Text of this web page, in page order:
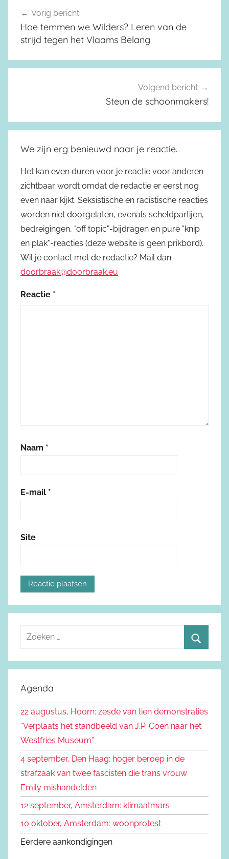
Berichtnavigatie
Vorig bericht
Hoe temmen we Wilders? Leren van de
strijd tegen het Vlaams Belang
Volgend bericht
Steun de schoonmakers!
We zijn erg benieuwd naar je reactie.
Het kan even duren voor je reactie voor anderen
zichtbaar wordt omdat de redactie er eerst nog
even naar kijkt. Seksistische en racistische reacties
worden niet doorgelaten, evenals scheldpartijen,
bedreigingen, "off topic"-bijdragen en pure "knip
en plak"-reacties (deze website is geen prikbord).
Wil je contact met de redactie? Mail dan:
doorbraak@doorbraak.eu
Reactie *
Naam *
E-mail *
Site
e
e
n
r
:
o
e
n
Agenda
22 augustus, Hoorn: zesde van tien demonstraties
“Verplaats het standbeeld van J.P. Coen naar het
Westfries Museum”
4 september, Den Haag: hoger beroep in de
strafzaak van twee fascisten die trans vrouw
Emily mishandelden
12 september, Amsterdam: klimaatmars
10 oktober, Amsterdam: woonprotest
Eerdere aankondigingen